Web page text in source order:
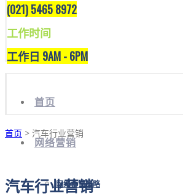
(021) 5465 8972
工作时间
工作日 9AM - 6PM
首页
网络营销
网络营销策略
首页 > 汽车行业营销
汽车行业营销